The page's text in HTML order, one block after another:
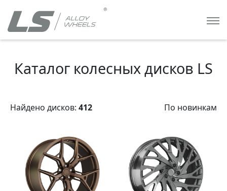
Каталог колесных дисков LS
Найдено дисков: 412 По новинкам